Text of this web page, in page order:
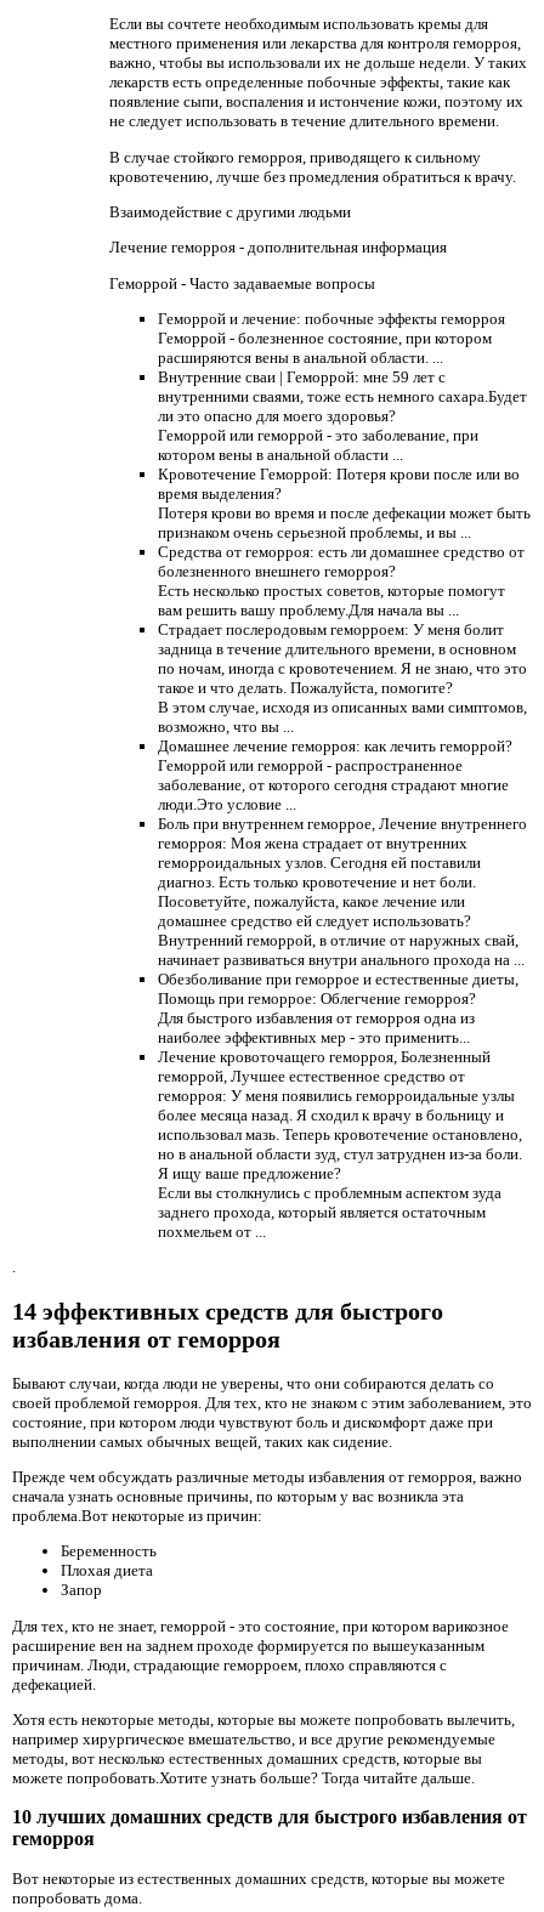
Если вы сочтете необходимым использовать кремы для
местного применения или лекарства для контроля геморроя,
важно, чтобы вы использовали их не дольше недели. У таких
лекарств есть определенные побочные эффекты, такие как
появление сыпи, воспаления и истончение кожи, поэтому их
не следует использовать в течение длительного времени.
В случае стойкого геморроя, приводящего к сильному
кровотечению, лучше без промедления обратиться к врачу.
Взаимодействие с другими людьми
Лечение геморроя - дополнительная информация
Геморрой - Часто задаваемые вопросы
Геморрой и лечение: побочные эффекты геморроя
Геморрой - болезненное состояние, при котором
расширяются вены в анальной области. ...
Внутренние сваи | Геморрой: мне 59 лет с
внутренними сваями, тоже есть немного сахара.Будет
ли это опасно для моего здоровья?
Геморрой или геморрой - это заболевание, при
котором вены в анальной области ...
Кровотечение Геморрой: Потеря крови после или во
время выделения?
Потеря крови во время и после дефекации может быть
признаком очень серьезной проблемы, и вы ...
Средства от геморроя: есть ли домашнее средство от
болезненного внешнего геморроя?
Есть несколько простых советов, которые помогут
вам решить вашу проблему.Для начала вы ...
Страдает послеродовым геморроем: У меня болит
задница в течение длительного времени, в основном
по ночам, иногда с кровотечением. Я не знаю, что это
такое и что делать. Пожалуйста, помогите?
В этом случае, исходя из описанных вами симптомов,
возможно, что вы ...
Домашнее лечение геморроя: как лечить геморрой?
Геморрой или геморрой - распространенное
заболевание, от которого сегодня страдают многие
люди.Это условие ...
Боль при внутреннем геморрое, Лечение внутреннего
геморроя: Моя жена страдает от внутренних
геморроидальных узлов. Сегодня ей поставили
диагноз. Есть только кровотечение и нет боли.
Посоветуйте, пожалуйста, какое лечение или
домашнее средство ей следует использовать?
Внутренний геморрой, в отличие от наружных свай,
начинает развиваться внутри анального прохода на ...
Обезболивание при геморрое и естественные диеты,
Помощь при геморрое: Облегчение геморроя?
Для быстрого избавления от геморроя одна из
наиболее эффективных мер - это применить...
Лечение кровоточащего геморроя, Болезненный
геморрой, Лучшее естественное средство от
геморроя: У меня появились геморроидальные узлы
более месяца назад. Я сходил к врачу в больницу и
использовал мазь. Теперь кровотечение остановлено,
но в анальной области зуд, стул затруднен из-за боли.
Я ищу ваше предложение?
Если вы столкнулись с проблемным аспектом зуда
заднего прохода, который является остаточным
похмельем от ...
.
14 эффективных средств для быстрого
избавления от геморроя
Бывают случаи, когда люди не уверены, что они собираются делать со
своей проблемой геморроя. Для тех, кто не знаком с этим заболеванием, это
состояние, при котором люди чувствуют боль и дискомфорт даже при
выполнении самых обычных вещей, таких как сидение.
Прежде чем обсуждать различные методы избавления от геморроя, важно
сначала узнать основные причины, по которым у вас возникла эта
проблема.Вот некоторые из причин:
Беременность
Плохая диета
Запор
Для тех, кто не знает, геморрой - это состояние, при котором варикозное
расширение вен на заднем проходе формируется по вышеуказанным
причинам. Люди, страдающие геморроем, плохо справляются с
дефекацией.
Хотя есть некоторые методы, которые вы можете попробовать вылечить,
например хирургическое вмешательство, и все другие рекомендуемые
методы, вот несколько естественных домашних средств, которые вы
можете попробовать.Хотите узнать больше? Тогда читайте дальше.
10 лучших домашних средств для быстрого избавления от
геморроя
Вот некоторые из естественных домашних средств, которые вы можете
попробовать дома.